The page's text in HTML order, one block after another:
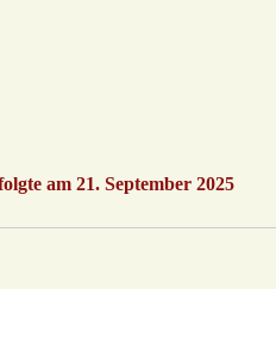
am 21. September 2025